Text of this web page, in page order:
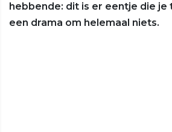
hebbende: dit is er eentje die je
een drama om helemaal niets.